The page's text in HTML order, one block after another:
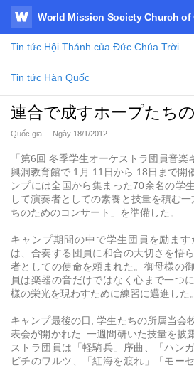
WATV
World Mission Society Church of
Tin tức Hội Thánh của Đức Chúa Trời
Tin tức Hàn Quốc
連合で成すホープたち
Quốc gia Ngày 18/1/2012
「第6回 冬季学生オーケストラ団員音
興洞教育館で 1月 11日から 18日まで開
ンプには全国から集まった70余名の学
して演奏者としての素養と技量を積む
ちのためのコンサート」を準備した。
キャンプ期間の中で学生団員を励ま
は、合奏する団員に和合の大切さを悟
者としての使命を頼まれた。御母様の
員は楽器の音だけではなく心まで一つ
様の栄光を現わすために練習に邁進した。
キャンプ最後の日, 学生たちの所属当会
表会が開かれた. 一週間研いた技量を披
ストラ団員は「軽騎兵」序曲、「ハン
ビチのワルツ、「紅海を渡れ」「モー